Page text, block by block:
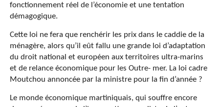
fonctionnement réel de l’économie et une tentation
démagogique.
Cette loi ne fera que renchérir les prix dans le caddie de la
ménagère, alors qu’il eût fallu une grande loi d’adaptation
du droit national et européen aux territoires ultra-marins
et de relance économique pour les Outre- mer. La loi cadre
Moutchou annoncée par la ministre pour la fin d’année ?
Le monde économique martiniquais, qui souffre encore